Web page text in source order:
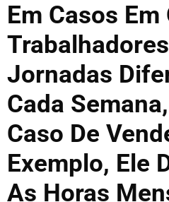
Em Casos Em
Jornadas
Cada
Caso De
Exemplo, Ele
As Horas